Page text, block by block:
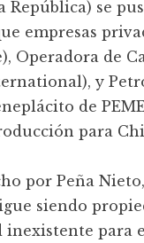
República) se
empresas
Operadora de
y
de
para
por Peña
siendo
inexistente para